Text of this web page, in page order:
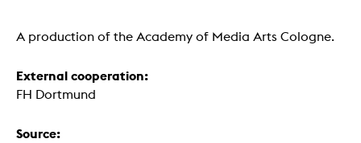
A production of the Academy of Media Arts Cologne.
External cooperation:
FH Dortmund
Source: